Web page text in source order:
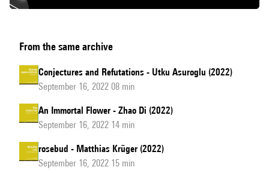
From the same archive
Conjectures and Refutations - Utku Asuroglu (2022)
September 16, 2022 08 min
An Immortal Flower - Zhao Di (2022)
September 16, 2022 14 min
rosebud - Matthias Krüger (2022)
September 16, 2022 15 min